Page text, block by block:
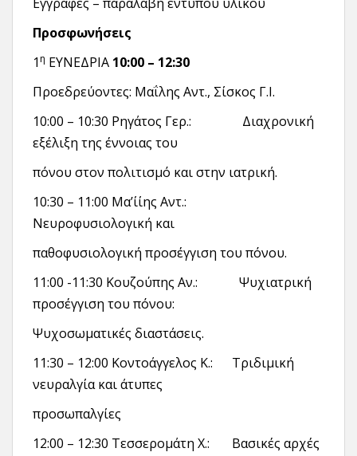
Προσφωνήσεις
1η ΕΥΝΕΔΡΙΑ 10:00 – 12:30
Προεδρεύοντες: Μαΐλης Αντ., Σίσκος Γ.Ι.
10:00 – 10:30 Ρηγάτος Γερ.: Διαχρονική
εξέλιξη της έννοιας του
πόνου στον πολιτισμό και στην ιατρική.
10:30 – 11:00 Μα’ίίης Αντ.:
Νευροφυσιολογική και
παθοφυσιολογική προσέγγιση του πόνου.
11:00 -11:30 Κουζούπης Αν.: Ψυχιατρική
προσέγγιση του πόνου:
Ψυχοσωματικές διαστάσεις.
11:30 – 12:00 Κοντοάγγελος Κ.: Τριδιμική
νευραλγία και άτυπες
προσωπαλγίες
12:00 – 12:30 Τεσσερομάτη Χ.: Βασικές αρχές